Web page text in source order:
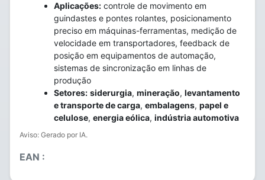
Aplicações: controle de movimento em
guindastes e pontes rolantes, posicionamento
preciso em máquinas-ferramentas, medição de
velocidade em transportadores, feedback de
posição em equipamentos de automação,
sistemas de sincronização em linhas de
produção
Setores: siderurgia, mineração, levantamento
e transporte de carga, embalagens, papel e
celulose, energia eólica, indústria automotiva
Aviso: Gerado por IA.
EAN :